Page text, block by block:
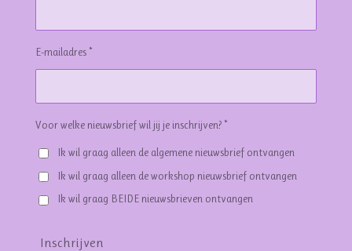
E-mailadres *
Voor welke nieuwsbrief wil jij je inschrijven? *
Ik wil graag alleen de algemene nieuwsbrief ontvangen
Ik wil graag alleen de workshop nieuwsbrief ontvangen
Ik wil graag BEIDE nieuwsbrieven ontvangen
Inschrijven